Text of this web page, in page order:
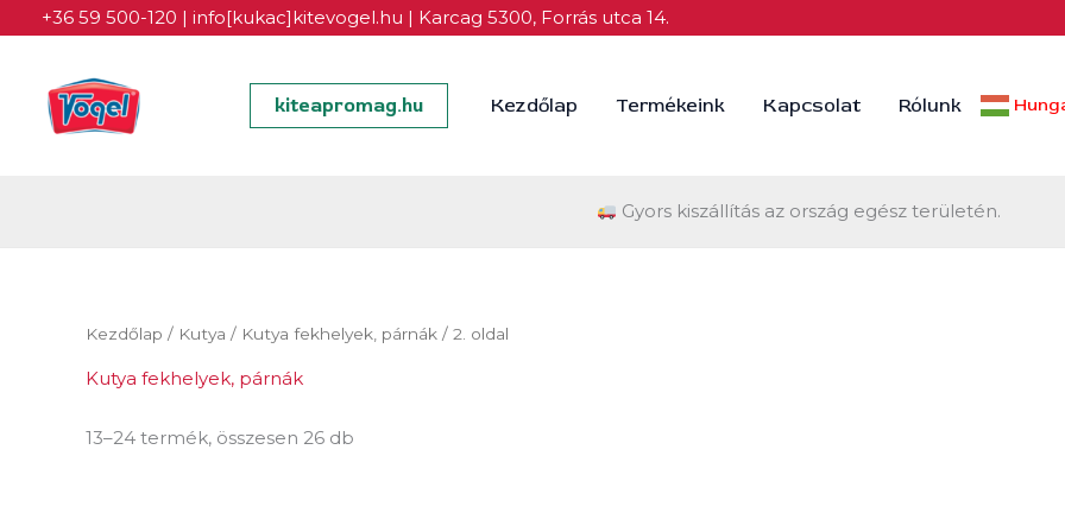
to
+36 59 500-120 | info[kukac]kitevogel.hu | Karcag 5300, Forrás utca 14.
kiteapromag.hu Kezdőlap Termékeink Kapcsolat Rólunk
Gyors kiszállítás az ország egész területén.
Kezdőlap / Kutya / Kutya fekhelyek, párnák / 2. oldal
Kutya fekhelyek, párnák
13–24 termék, összesen 26 db